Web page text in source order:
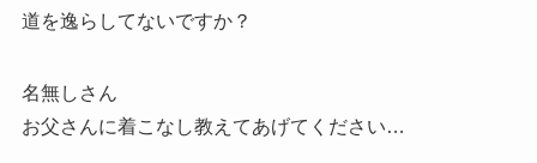
道を逸らしてないですか？
名無しさん
お父さんに着こなし教えてあげてください…